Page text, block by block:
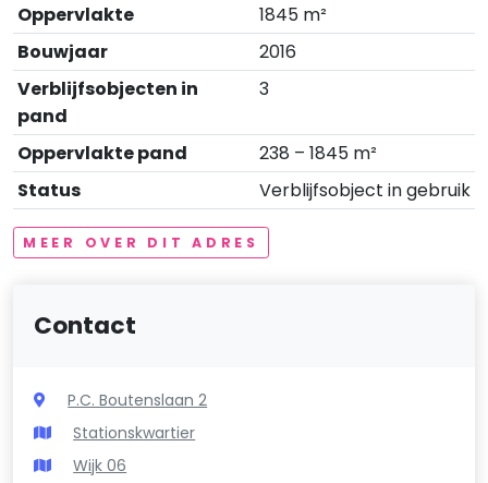
Oppervlakte
1845 m²
Bouwjaar
2016
Verblijfsobjecten in
pand
3
Oppervlakte pand
238 – 1845 m²
Status
Verblijfsobject in gebruik
MEER OVER DIT ADRES
Contact
P.C. Boutenslaan 2
Stationskwartier
Wijk 06